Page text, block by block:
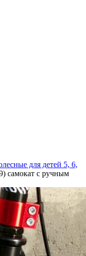
для детей 5, 6,
самокат с ручным